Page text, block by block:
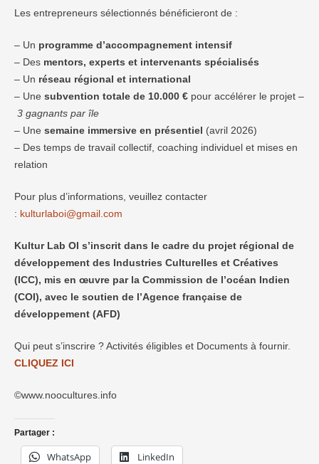
Les entrepreneurs sélectionnés bénéficieront de :
– Un programme d’accompagnement intensif
– Des mentors, experts et intervenants spécialisés
– Un réseau régional et international
– Une subvention totale de 10.000 € pour accélérer le projet –
3 gagnants par île
– Une semaine immersive en présentiel (avril 2026)
– Des temps de travail collectif, coaching individuel et mises en
relation
Pour plus d’informations, veuillez contacter
: kulturlaboi@gmail.com
Kultur Lab OI s’inscrit dans le cadre du projet régional de
développement des Industries Culturelles et Créatives
(ICC), mis en œuvre par la Commission de l’océan Indien
(COI), avec le soutien de l’Agence française de
développement (AFD)
Qui peut s’inscrire ? Activités éligibles et Documents à fournir.
CLIQUEZ ICI
©www.noocultures.info
Partager :
WhatsApp LinkedIn